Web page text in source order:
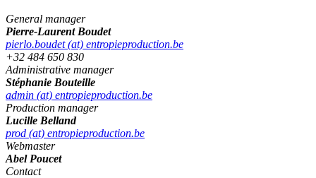
General manager
Pierre-Laurent Boudet
pierlo.boudet (at) entropieproduction.be
+32 484 650 830
Administrative manager
Stéphanie Bouteille
admin (at) entropieproduction.be
Production manager
Lucille Belland
prod (at) entropieproduction.be
Webmaster
Abel Poucet
Contact